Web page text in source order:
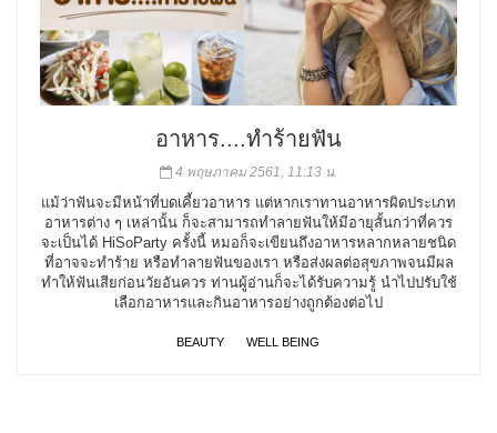
อาหาร....ทำร้ายฟัน
4 พฤษภาคม 2561, 11:13 น.
แม้ว่าฟันจะมีหน้าที่บดเคี้ยวอาหาร แต่หากเราทานอาหารผิดประเภท
อาหารต่าง ๆ เหล่านั้น ก็จะสามารถทำลายฟันให้มีอายุสั้นกว่าที่ควร
จะเป็นได้ HiSoParty ครั้งนี้ หมอก็จะเขียนถึงอาหารหลากหลายชนิด
ที่อาจจะทำร้าย หรือทำลายฟันของเรา หรือส่งผลต่อสุขภาพจนมีผล
ทำให้ฟันเสียก่อนวัยอันควร ท่านผู้อ่านก็จะได้รับความรู้ นำไปปรับใช้
เลือกอาหารและกินอาหารอย่างถูกต้องต่อไป
BEAUTY WELL BEING